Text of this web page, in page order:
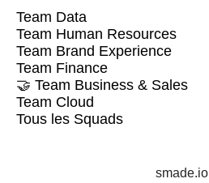
Team Data
Team Human Resources
Team Brand Experience
Team Finance
🤝 Team Business & Sales
Team Cloud
Tous les Squads
smade.io